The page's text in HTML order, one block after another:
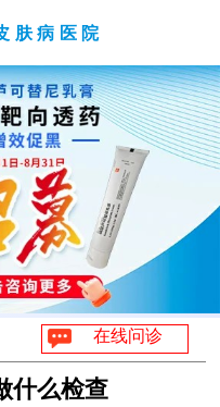
肤病医院
在线问诊
什么检查